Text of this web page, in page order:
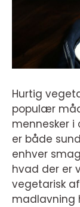
Hurtig
populær
mennesker
er både
enhver
hvad der er
vegetarisk
madlavning